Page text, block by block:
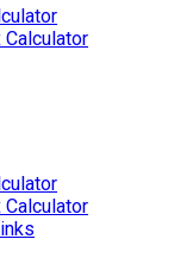
Calculator
Calculator